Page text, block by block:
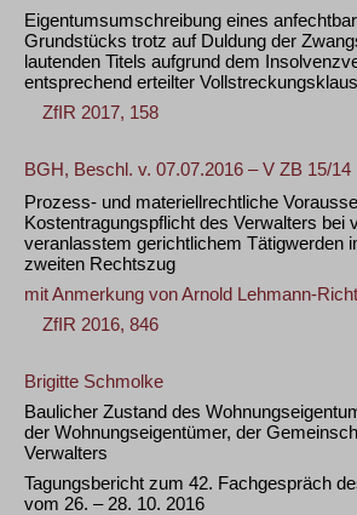
Eigentumsumschreibung eines
Grundstücks trotz auf Duldung der
lautenden Titels aufgrund dem
entsprechend erteilter
ZfIR 2017, 158
BGH, Beschl. v. 07.07.2016 – V ZB 15/14
Prozess- und materiellrechtliche
Kostentragungspflicht des Verwalters bei
veranlasstem gerichtlichem Tätigwerden
zweiten Rechtszug
mit Anmerkung vonArnold Lehmann-
ZfIR 2016, 846
Brigitte Schmolke
Baulicher Zustand des
der Wohnungseigentümer, der
Verwalters
Tagungsbericht zum 42. Fachgespräch
vom 26. – 28. 10. 2016